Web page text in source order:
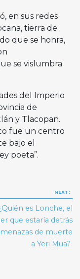
en sus redes
tierra de
que se honra,
se vislumbra
del Imperio
de
y Tlacopan.
fue un centro
bajo el
poeta”.
NEXT:
es Lonche, el
que estaría detrás
de muerte
a Yeri Mua?